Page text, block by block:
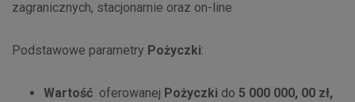
zagranicznych, stacjonarnie oraz on-line
Podstawowe parametry Pożyczki:
Wartość oferowanej Pożyczki do 5 000 000, 00 zł,